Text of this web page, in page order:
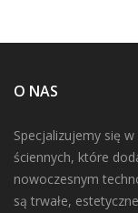
O NAS
Specjalizujemy się
ściennych, które
nowoczesnym
są trwałe,